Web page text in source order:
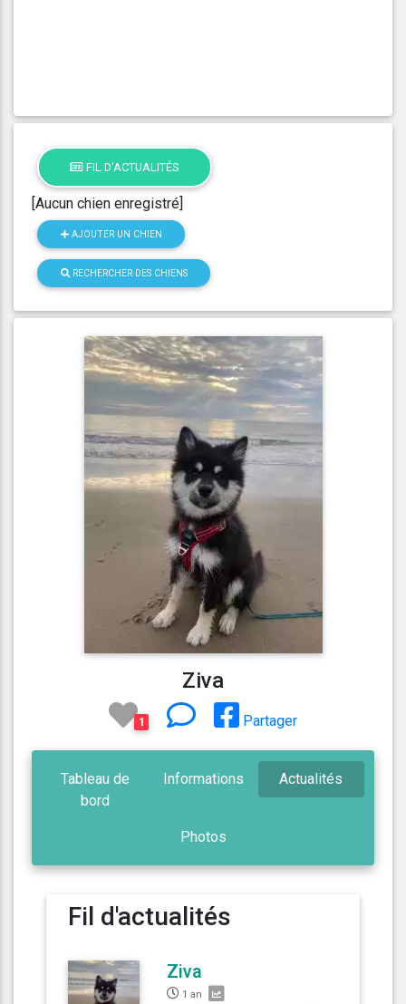
FIL D'ACTUALITÉS
[Aucun chien enregistré]
AJOUTER UN CHIEN
RECHERCHER DES CHIENS
Ziva
1 Partager
Tableau de
bord
Informations Actualités
Photos
Fil d'actualités
Ziva
1 an